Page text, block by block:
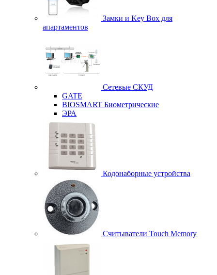
Замки и Key Box для
апартаментов
Сетевые СКУД
GATE
BIOSMART Биометрические
ЭРА
Кодонаборные устройства
Считыватели Touch Memory